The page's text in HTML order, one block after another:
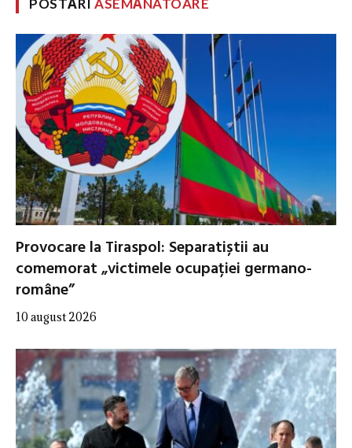
POSTĂRIASEMĂNATOARE
Provocare la Tiraspol: Separatiștii au
comemorat „victimele ocupației germano-
române”
10 august 2026